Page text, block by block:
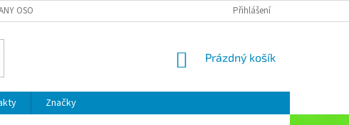
OSOBNÍCH ÚDAJŮ Přihlášení
NÁKUPNÍ
Prázdný košík
Značky